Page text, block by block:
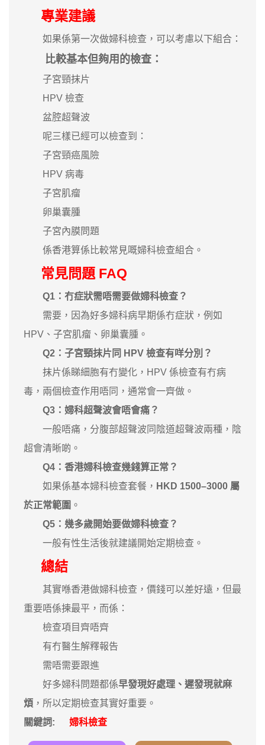
專業建議
如果係第一次做婦科檢查，可以考慮以下組合：
比較基本但夠用的檢查：
子宮頸抹片
HPV 檢查
盆腔超聲波
呢三樣已經可以檢查到：
子宮頸癌風險
HPV 病毒
子宮肌瘤
卵巢囊腫
子宮內膜問題
係香港算係比較常見嘅婦科檢查組合。
常見問題 FAQ
Q1：冇症狀需唔需要做婦科檢查？
需要，因為好多婦科病早期係冇症狀，例如
HPV、子宮肌瘤、卵巢囊腫。
Q2：子宮頸抹片同 HPV 檢查有咩分別？
抹片係睇細胞有冇變化，HPV 係檢查有冇病
毒，兩個檢查作用唔同，通常會一齊做。
Q3：婦科超聲波會唔會痛？
一般唔痛，分腹部超聲波同陰道超聲波兩種，陰
超會清晰啲。
Q4：香港婦科檢查幾錢算正常？
如果係基本婦科檢查套餐， HKD 1500–3000 屬
於正常範圍 。
Q5：幾多歲開始要做婦科檢查？
一般有性生活後就建議開始定期檢查。
總結
其實喺香港做婦科檢查，價錢可以差好遠，但最
重要唔係揀最平，而係：
檢查項目齊唔齊
有冇醫生解釋報告
需唔需要跟進
好多婦科問題都係早發現好處理、遲發現就麻
煩 ，所以定期檢查其實好重要。
關鍵詞:
婦科檢查